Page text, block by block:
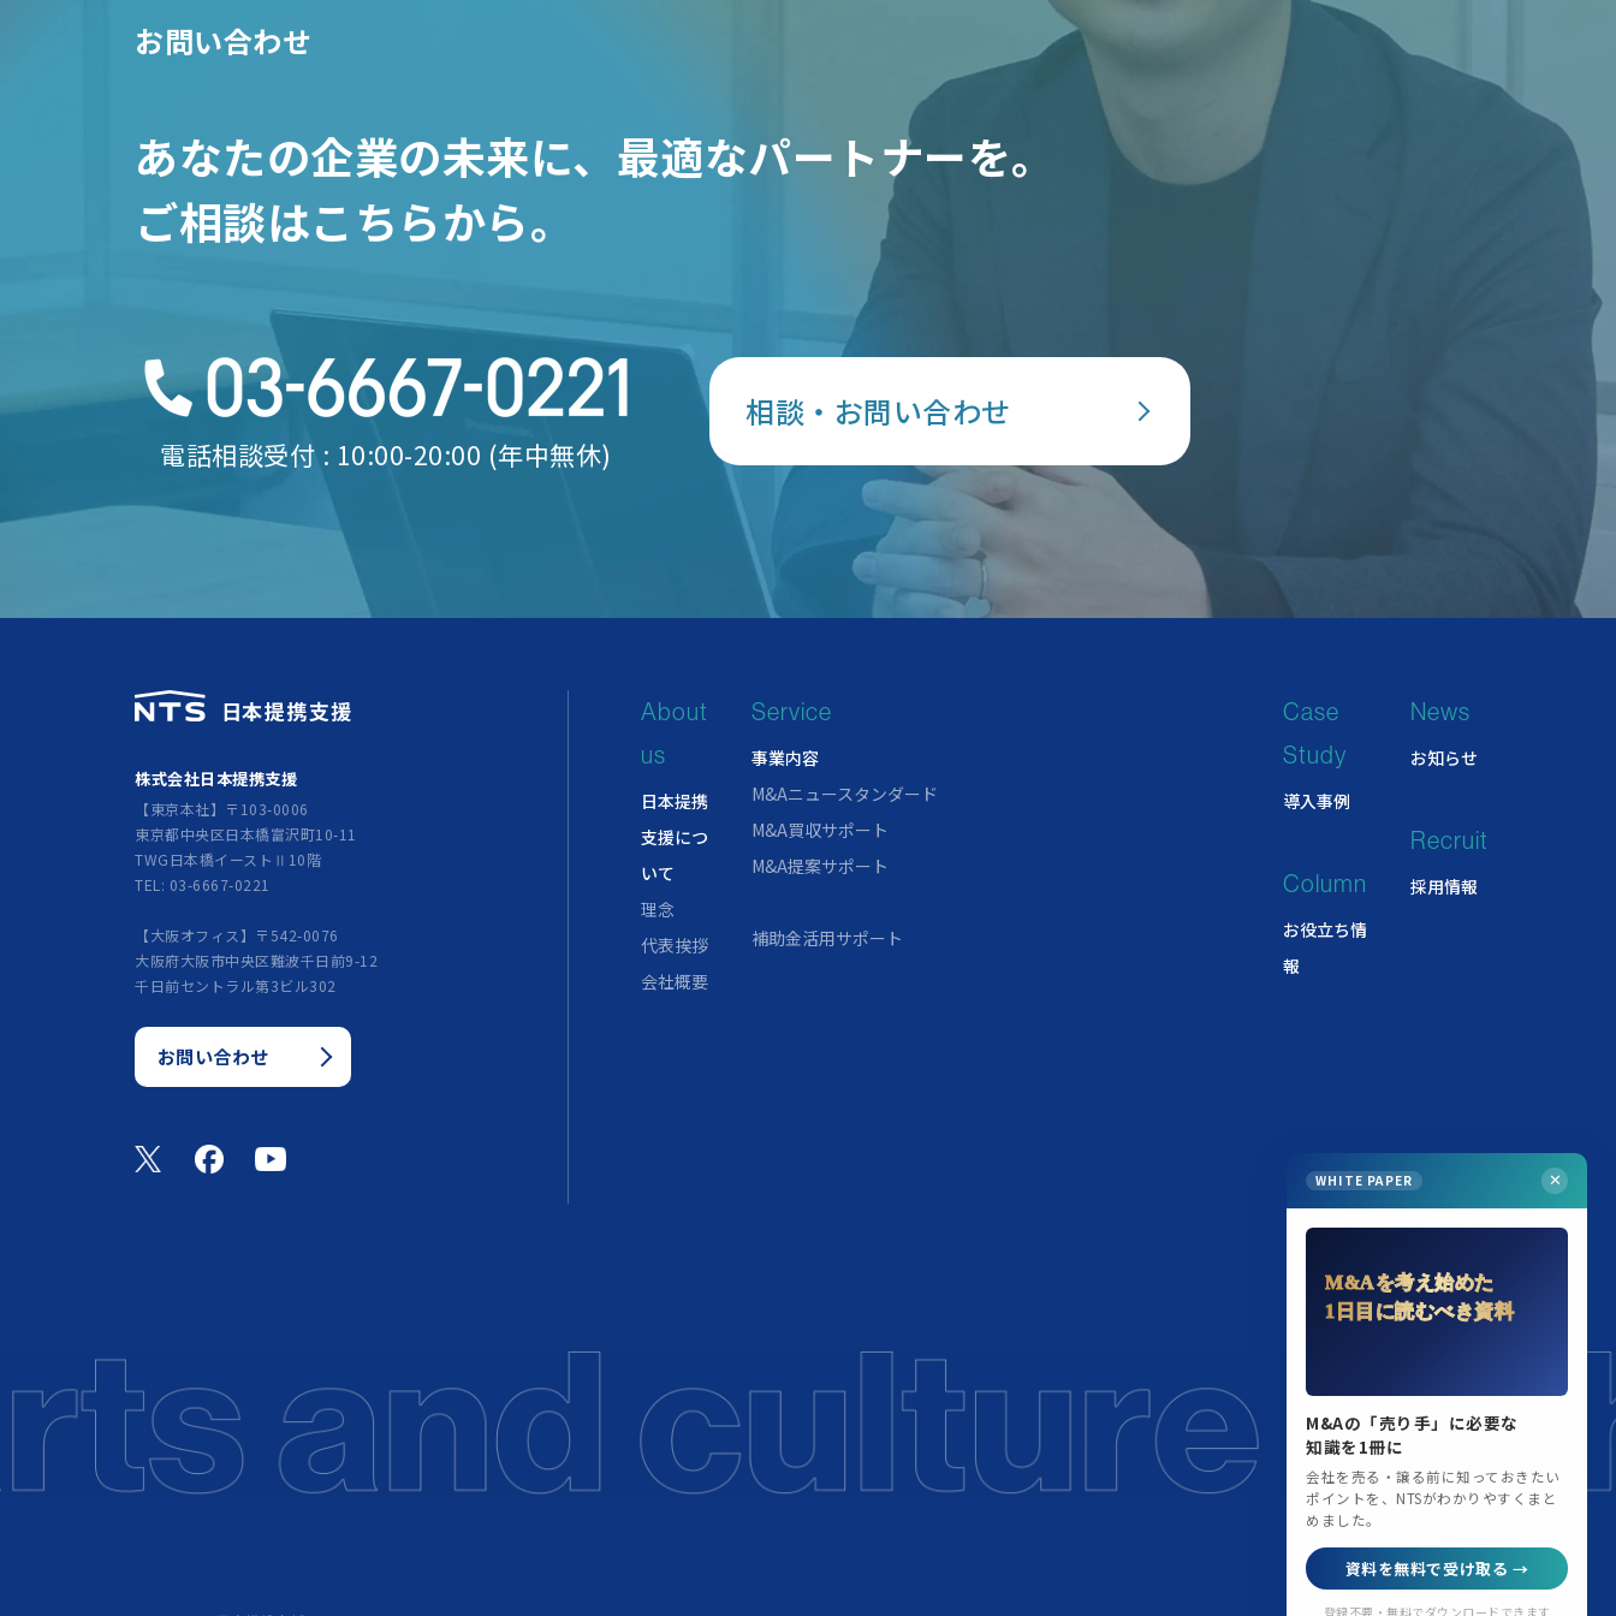
お問い合わせ
あなたの企業の未来に、 最適なパートナーを。
ご相談はこちらから。
電話相談受付 : 10:00-20:00 (年中無休)
相談・お問い合わせ
株式会社日本提携支援
【東京本社】〒103-0006
東京都中央区日本橋富沢町10-11
TWG日本橋イーストⅡ10階
TEL: 03-6667-0221
【大阪オフィス】〒542-0076
大阪府大阪市中央区難波千日前9-12
千日前セントラル第3ビル302
お問い合わせ
About
us
日本提携
支援につ
いて
理念
代表挨拶
会社概要
Service
事業内容
M&Aニュースタンダード
M&A買収サポート
M&A提案サポート
補助金活用サポート
Case
Study
導入事例
Column
お役立ち情
報
News
お知らせ
Recruit
採用情報
WHITE PAPER ✕
M&Aを考え始めた
1日目に読むべき資料
M&Aの「売り手」に必要な
知識を1冊に
会社を売る・譲る前に知っておきたい
ポイントを、NTSがわかりやすくまと
めました。
資料を無料で受け取る →
登録不要・無料でダウンロードできます